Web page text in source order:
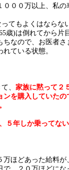
０００万以上、私
てもよくはならな
歳)は倒れてから片
ちなので、お医者
ている状態。
、 家族に黙って２
ンを購入していた
５年しか乗ってな
万ほどあった給料